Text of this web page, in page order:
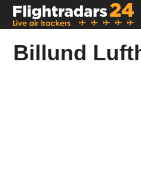
Skip
Billund